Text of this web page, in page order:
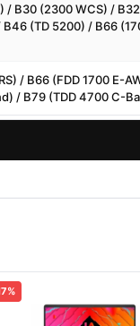
B30 (2300 WCS) /
(TD 5200) / B66
/ B66 (FDD 1700 E-
/ B79 (TDD 4700 C-